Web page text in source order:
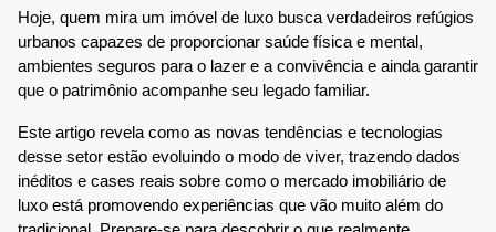
Hoje, quem mira um imóvel de luxo busca verdadeiros refúgios
urbanos capazes de proporcionar saúde física e mental,
ambientes seguros para o lazer e a convivência e ainda garantir
que o patrimônio acompanhe seu legado familiar.
Este artigo revela como as novas tendências e tecnologias
desse setor estão evoluindo o modo de viver, trazendo dados
inéditos e cases reais sobre como o mercado imobiliário de
luxo está promovendo experiências que vão muito além do